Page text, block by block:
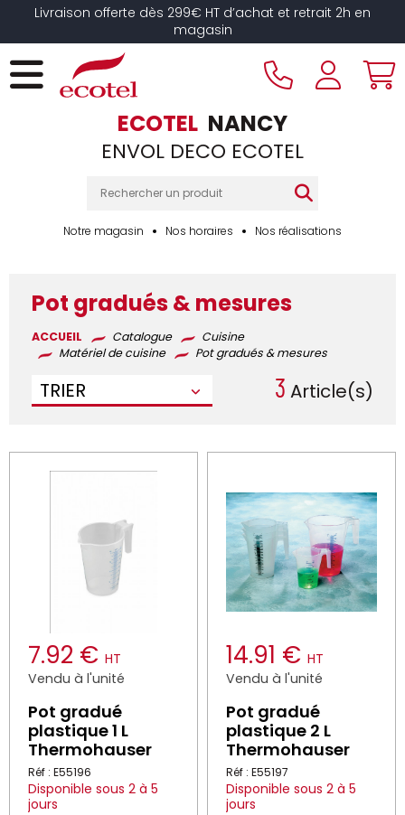
Livraison offerte dès 299€ HT d’achat et retrait 2h en
magasin
ECOTEL NANCY
ENVOL DECO ECOTEL
Notre magasin Nos horaires Nos réalisations
Pot gradués & mesures
ACCUEIL Catalogue
Cuisine
Matériel de cuisine
Pot gradués & mesures
TRIER 3 Article(s)
7.92 € HT
Vendu à l'unité
Pot gradué
plastique 1 L
Thermohauser
Réf : E55196
Disponible sous 2 à 5
jours
14.91 € HT
Vendu à l'unité
Pot gradué
plastique 2 L
Thermohauser
Réf : E55197
Disponible sous 2 à 5
jours
Panneau de gestion des cookies